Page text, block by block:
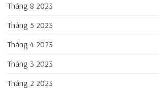
Tháng 8 2023
Tháng 5 2023
Tháng 4 2023
Tháng 3 2023
Tháng 2 2023